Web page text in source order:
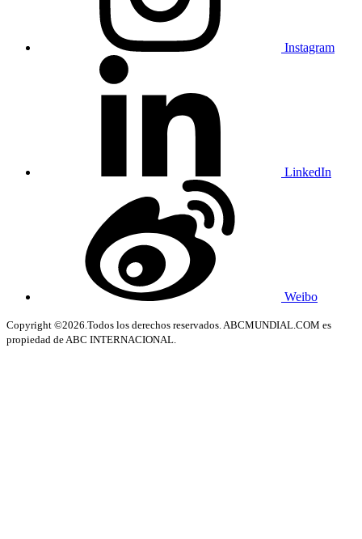
Instagram
LinkedIn
Weibo
Copyright ©2026.Todos los derechos reservados. ABCMUNDIAL.COM es
propiedad de ABC INTERNACIONAL.